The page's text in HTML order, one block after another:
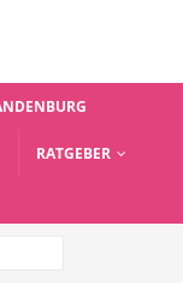
RATGEBER